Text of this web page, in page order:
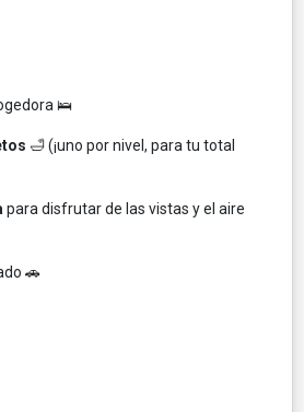
🛌
🛁 (¡uno por nivel, para tu total
para disfrutar de las vistas y el aire
🚗